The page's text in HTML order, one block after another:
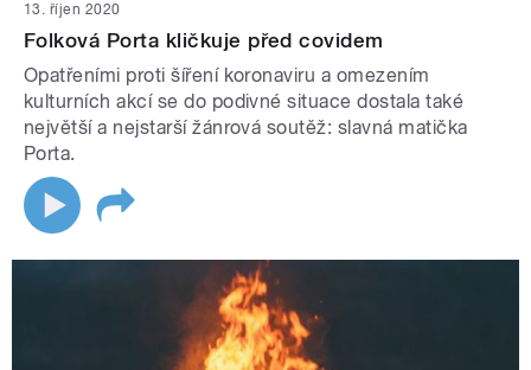
13. říjen 2020
Folková Porta kličkuje před covidem
Opatřeními proti šíření koronaviru a omezením
kulturních akcí se do podivné situace dostala také
největší a nejstarší žánrová soutěž: slavná matička
Porta.